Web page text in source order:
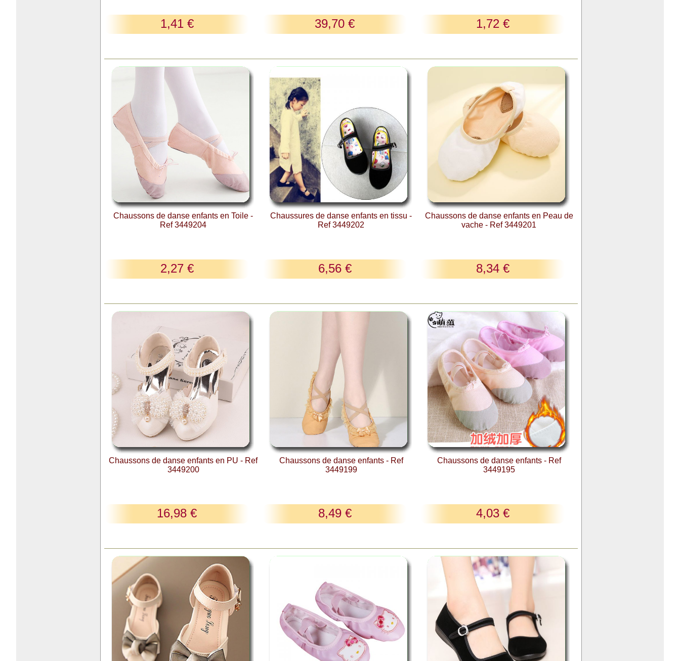
1,41 € 39,70 € 1,72 €
Chaussons de danse enfants en Toile -
Ref 3449204
2,27 €
Chaussures de danse enfants en tissu -
Ref 3449202
6,56 €
Chaussons de danse enfants en Peau de
vache - Ref 3449201
8,34 €
Chaussons de danse enfants en PU - Ref
3449200
16,98 €
Chaussons de danse enfants - Ref
3449199
8,49 €
Chaussons de danse enfants - Ref
3449195
4,03 €